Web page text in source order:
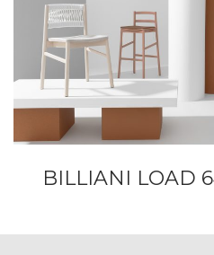
BILLIANI LOAD